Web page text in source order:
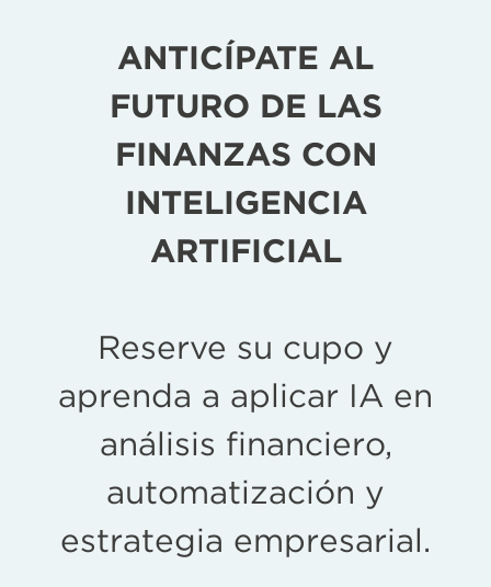
ANTICÍPATE AL
FUTURO DE LAS
FINANZAS CON
INTELIGENCIA
ARTIFICIAL
Reserve su cupo y
aprenda a aplicar IA en
análisis financiero,
automatización y
estrategia empresarial.